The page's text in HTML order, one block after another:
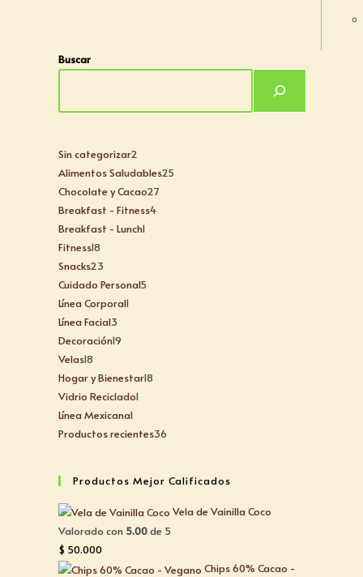
Buscar
Sin categorizar2
Alimentos Saludables25
Chocolate y Cacao27
Breakfast - Fitness4
Breakfast - Lunch1
Fitness18
Snacks23
Cuidado Personal5
Línea Corporal1
Línea Facial3
Decoración19
Velas18
Hogar y Bienestar18
Vidrio Reciclado1
Línea Mexicana1
Productos recientes36
Productos Mejor Calificados
Vela de Vainilla Coco
Valorado con 5.00de 5
$ 50.000
Chips 60% Cacao -